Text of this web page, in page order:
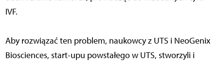
IVF.
Aby rozwiązać ten problem, naukowcy z UTS i NeoGenix
Biosciences, start-upu powstałego w UTS, stworzyli i